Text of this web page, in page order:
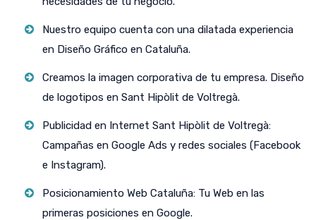
Nuestro equipo cuenta con una dilatada experiencia
en Diseño Gráfico en Cataluña.
Creamos la imagen corporativa de tu empresa. Diseño
de logotipos en Sant Hipòlit de Voltregà.
Publicidad en Internet Sant Hipòlit de Voltregà:
Campañas en Google Ads y redes sociales (Facebook
e Instagram).
Posicionamiento Web Cataluña: Tu Web en las
primeras posiciones en Google.